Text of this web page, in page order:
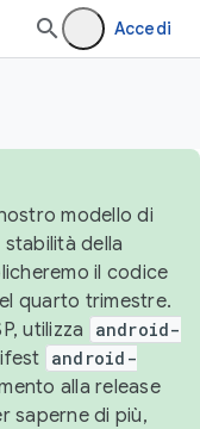
Accedi
modello di
della
il codice
quarto trimestre.
utilizza
android-
android-
alla release
saperne di più,